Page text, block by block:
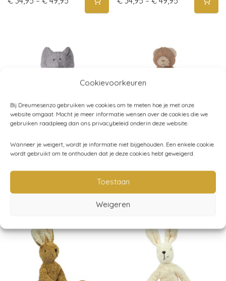
Cookievoorkeuren
Bij Dreumesenzo gebruiken we cookies om te meten hoe je met onze
website omgaat. Mocht je meer informatie wensen over de cookies die we
gebruiken raadpleeg dan ons privacybeleid onderin deze website.
Wanneer je weigert, wordt je informatie niet bijgehouden. Een enkele cookie
wordt gebruikt om te onthouden dat je deze cookies hebt geweigerd.
Toestaan
Weigeren
Verzwaringsknuffel –
Heavy teddy Olifant –
Price range: € 34,95 through € 49,95
Verzwaringsknuffel –
Heavy teddybeer –
€34,95